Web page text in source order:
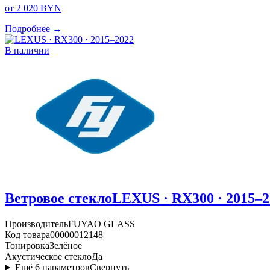
от 2 020 BYN
Подробнее →
В наличии
Ветровое стеклоLEXUS · RX300 ·
ПроизводительFUYAO GLASS
Код товара00000012148
ТонировкаЗелёное
Акустическое стеклоДа
Ещё 6 параметровСвернуть